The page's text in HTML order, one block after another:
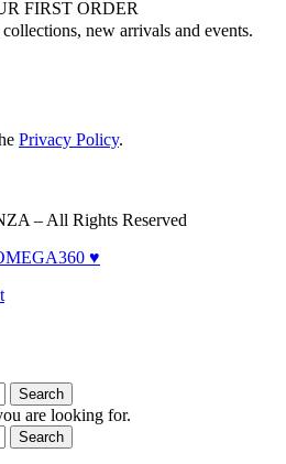
FIRST ORDER
new arrivals and events.
Privacy Policy.
– All Rights Reserved
♥
Search
are looking for.
Search